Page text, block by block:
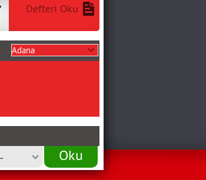
Defteri Oku
Oku